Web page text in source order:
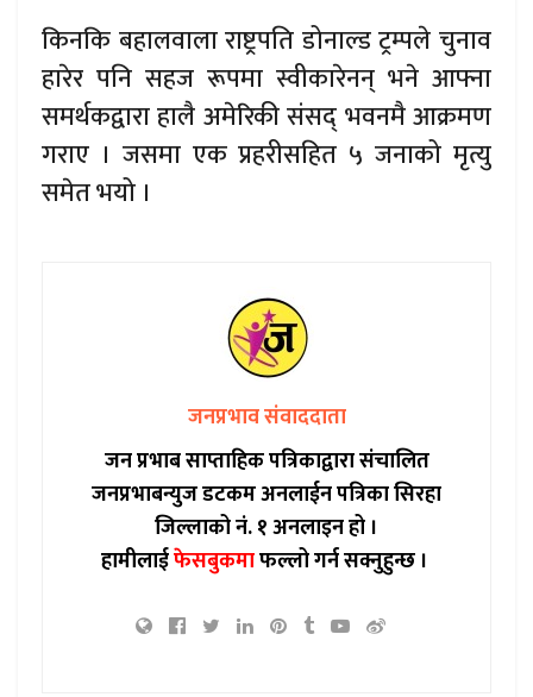
किनकि बहालवाला राष्ट्रपति डोनाल्ड ट्रम्पले चुनाव
हारेर पनि सहज रूपमा स्वीकारेनन् भने आफ्ना
समर्थकद्वारा हालै अमेरिकी संसद् भवनमै आक्रमण
गराए । जसमा एक प्रहरीसहित ५ जनाको मृत्यु
समेत भयो ।
जनप्रभाव संवाददाता
जन प्रभाब साप्ताहिक पत्रिकाद्वारा संचालित
जनप्रभाबन्युज डटकम अनलाईन पत्रिका सिरहा
जिल्लाको नं. १ अनलाइन हो ।
हामीलाईफेसबुकमाफल्लो गर्न सक्नुहुन्छ ।